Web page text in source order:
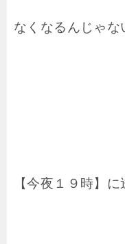
なくなるんじゃな
【今夜１９時】に